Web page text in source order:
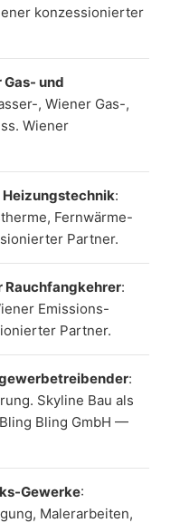
konzessionierter
und
, Wiener Gas-,
Wiener
Heizungstechnik:
Fernwärme-
Partner.
Rauchfangkehrer:
Emissions-
Partner.
:
Skyline Bau als
Bling GmbH —
Gewerke:
Malerarbeiten,